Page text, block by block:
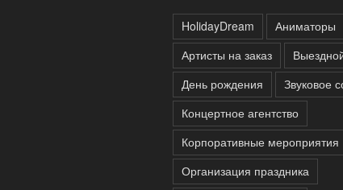
HolidayDream
Аниматоры
Артисты на заказ
День рождения
Звуковое
Концертное агентство
Корпоративные мероприятия
Организация праздника